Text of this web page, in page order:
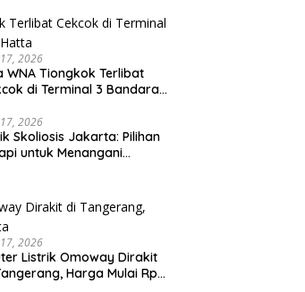
2026
WNA Tiongkok Terlibat
di Terminal 3 Bandara
2026
Skoliosis Jakarta: Pilihan
untuk Menangani
2026
Listrik Omoway Dirakit
Harga Mulai Rp